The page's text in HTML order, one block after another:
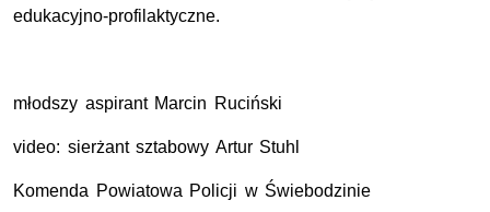
edukacyjno-profilaktyczne.
młodszy aspirant Marcin Ruciński
video: sierżant sztabowy Artur Stuhl
Komenda Powiatowa Policji w Świebodzinie